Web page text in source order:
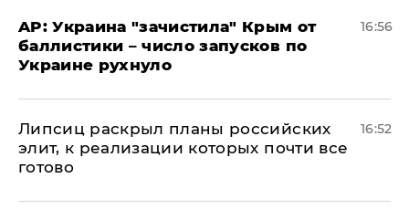
AP: Украина "зачистила" Крым от
баллистики – число запусков по
Украине рухнуло
16:56
Липсиц раскрыл планы российских
элит, к реализации которых почти все
готово
16:52